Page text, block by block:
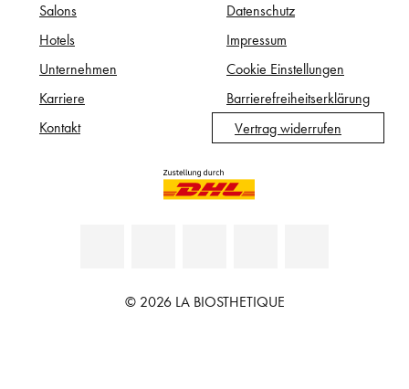
Salons
Hotels
Unternehmen
Karriere
Kontakt
Datenschutz
Impressum
Cookie Einstellungen
Barrierefreiheitserklärung
Vertrag widerrufen
© 2026 LA BIOSTHETIQUE